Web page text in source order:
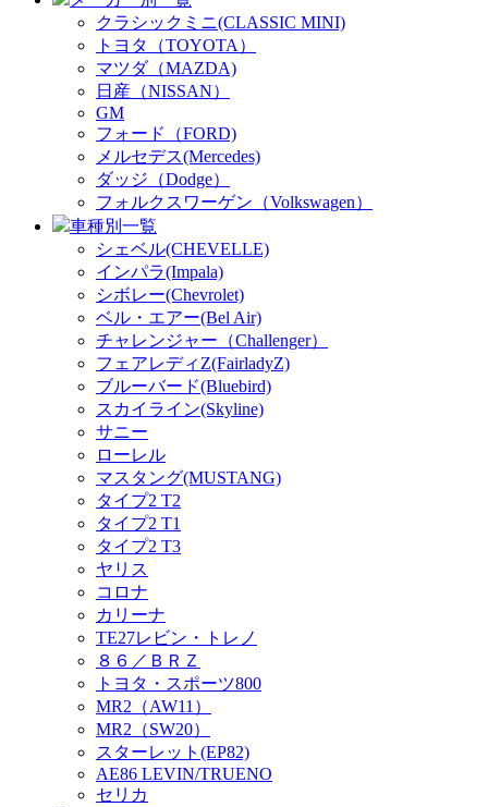
クラシックミニ(CLASSIC MINI)
トヨタ（TOYOTA）
マツダ（MAZDA)
日産（NISSAN）
GM
フォード（FORD)
メルセデス(Mercedes)
ダッジ（Dodge）
フォルクスワーゲン（Volkswagen）
車種別一覧
シェベル(CHEVELLE)
インパラ(Impala)
シボレー(Chevrolet)
ベル・エアー(Bel Air)
チャレンジャー（Challenger）
フェアレディZ(FairladyZ)
ブルーバード(Bluebird)
スカイライン(Skyline)
サニー
ローレル
マスタング(MUSTANG)
タイプ2 T2
タイプ2 T1
タイプ2 T3
ヤリス
コロナ
カリーナ
TE27レビン・トレノ
８６／ＢＲＺ
トヨタ・スポーツ800
MR2（AW11）
MR2（SW20）
スターレット(EP82)
AE86 LEVIN/TRUENO
セリカ